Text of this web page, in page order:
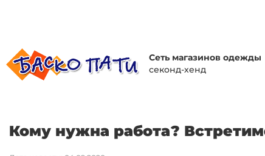
Сеть магазинов одежды
секонд-хенд
Кому нужна работа?